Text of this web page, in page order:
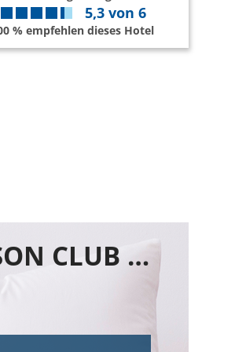
5,3von 6
% empfehlen dieses Hotel
Buchen Sie jetzt ihr Zimmer im ROBINSON CLUB SCHLANITZEN ALM